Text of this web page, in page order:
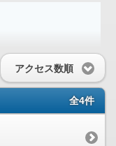
アクセス数順
全4件